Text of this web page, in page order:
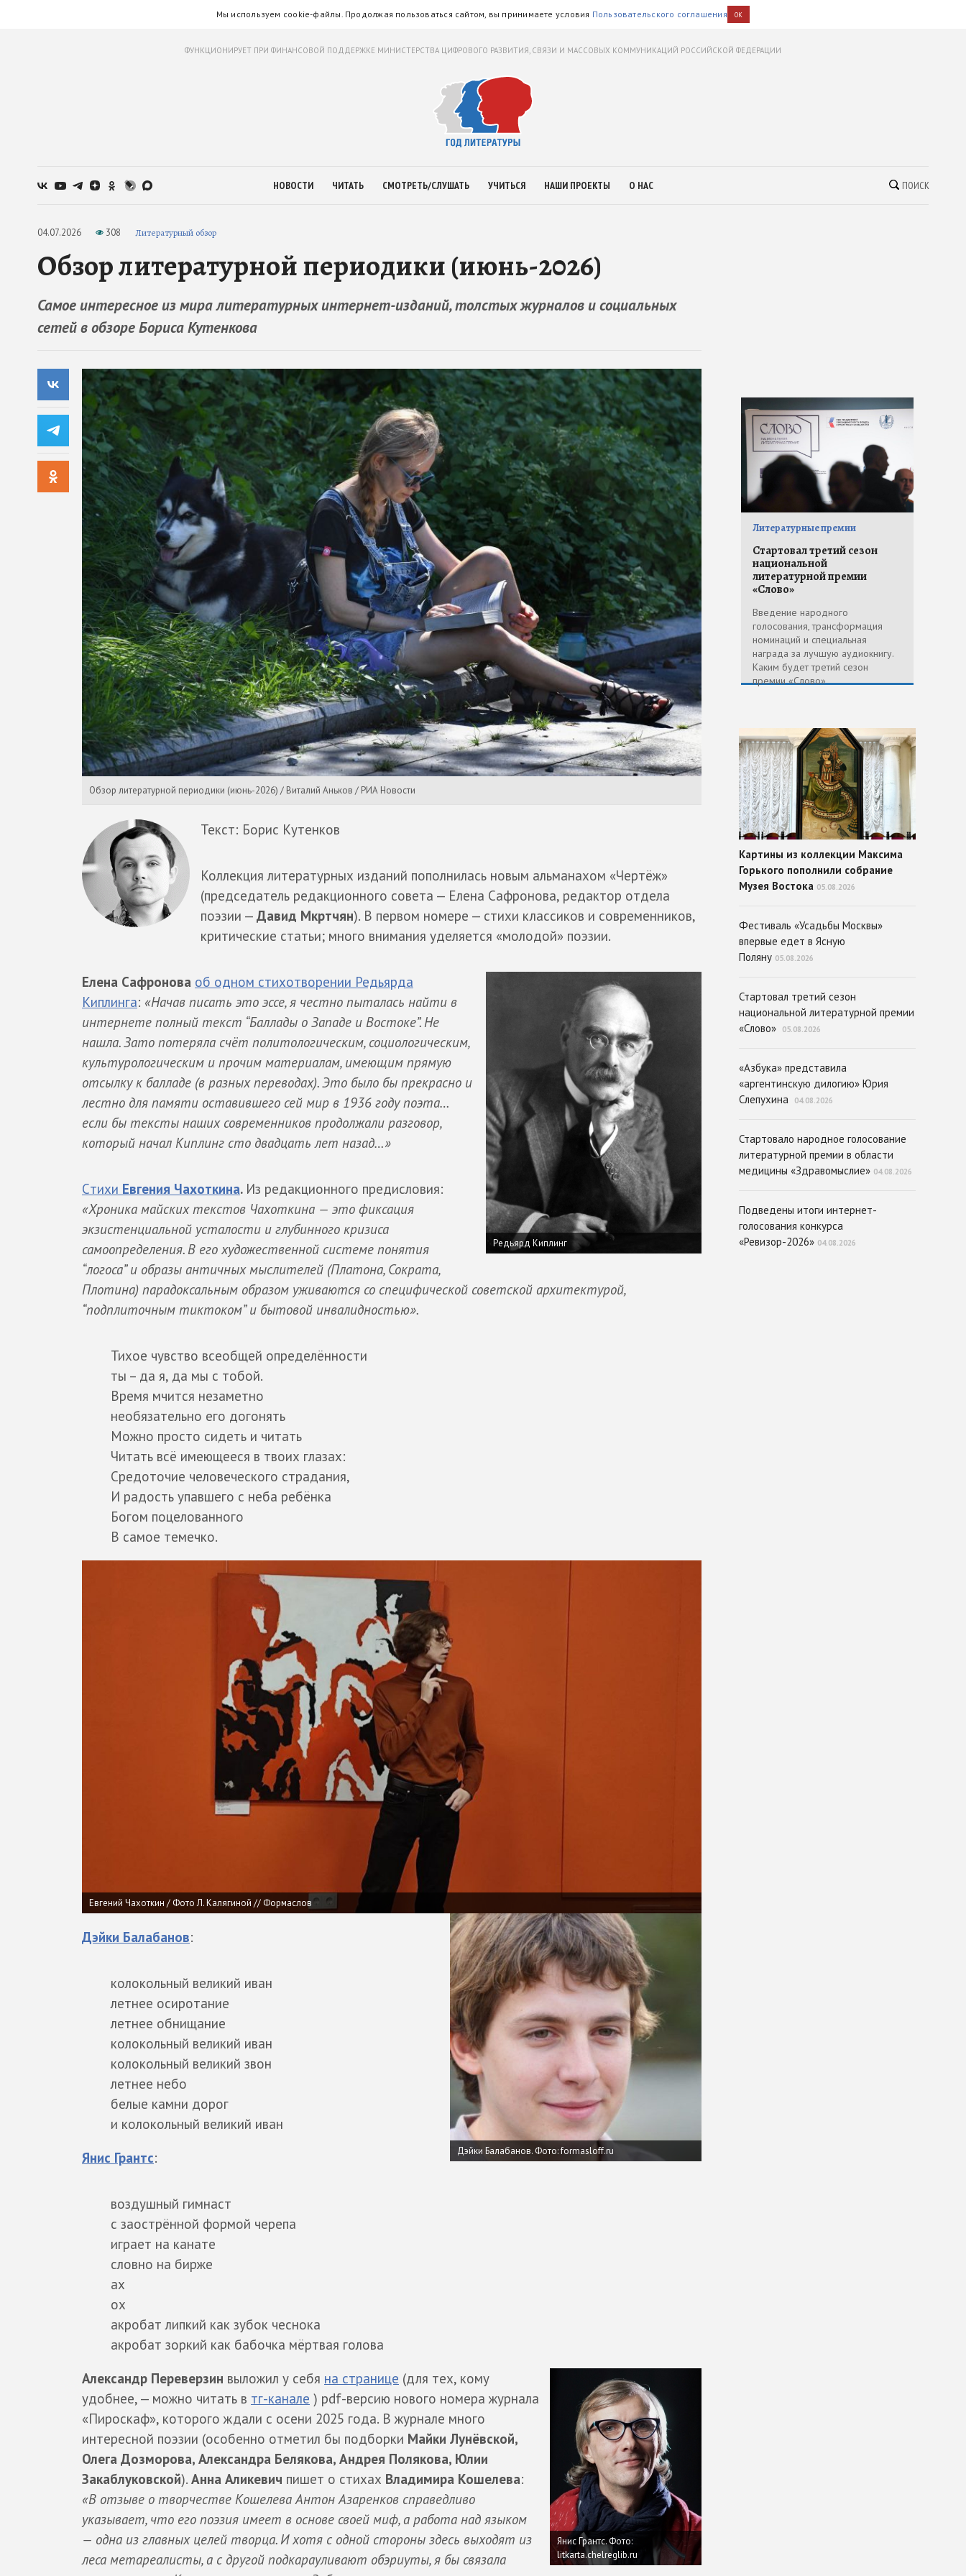
Мы используем cookie-файлы. Продолжая пользоваться сайтом, вы принимаете условия Пользовательского соглашения OK
ФУНКЦИОНИРУЕТ ПРИ ФИНАНСОВОЙ ПОДДЕРЖКЕ МИНИСТЕРСТВА ЦИФРОВОГО РАЗВИТИЯ, СВЯЗИ И МАССОВЫХ КОММУНИКАЦИЙ РОССИЙСКОЙ ФЕДЕРАЦИИ
НОВОСТИ ЧИТАТЬ СМОТРЕТЬ/СЛУШАТЬ УЧИТЬСЯ НАШИ ПРОЕКТЫ О НАС ПОИСК
04.07.2026 308 Литературный обзор
Обзор литературной периодики (июнь-2026)
Самое интересное из мира литературных интернет-изданий, толстых журналов и социальных
сетей в обзоре Бориса Кутенкова
Обзор литературной периодики (июнь-2026) / Виталий Аньков / РИА Новости
Текст: Борис Кутенков
Коллекция литературных изданий пополнилась новым альманахом «Чертёж»
(председатель редакционного совета — Елена Сафронова, редактор отдела
поэзии — Давид Мкртчян). В первом номере — стихи классиков и современников,
критические статьи; много внимания уделяется «молодой» поэзии.
Редьярд Киплинг
Елена Сафронова об одном стихотворении Редьярда
Киплинга: «Начав писать это эссе, я честно пыталась найти в
интернете полный текст “Баллады о Западе и Востоке”. Не
нашла. Зато потеряла счёт политологическим, социологическим,
культурологическим и прочим материалам, имеющим прямую
отсылку к балладе (в разных переводах). Это было бы прекрасно и
лестно для памяти оставившего сей мир в 1936 году поэта…
если бы тексты наших современников продолжали разговор,
который начал Киплинг сто двадцать лет назад…»
Cтихи Евгения Чахоткина. Из редакционного предисловия:
«Хроника майских текстов Чахоткина — это фиксация
экзистенциальной усталости и глубинного кризиса
самоопределения. В его художественной системе понятия
“логоса” и образы античных мыслителей (Платона, Сократа,
Плотина) парадоксальным образом уживаются со специфической советской архитектурой,
“подплиточным тиктоком” и бытовой инвалидностью».
Тихое чувство всеобщей определённости
ты – да я, да мы с тобой.
Время мчится незаметно
необязательно его догонять
Можно просто сидеть и читать
Читать всё имеющееся в твоих глазах:
Средоточие человеческого страдания,
И радость упавшего с неба ребёнка
Богом поцелованного
В самое темечко.
Евгений Чахоткин / Фото Л. Калягиной // Формаслов
Дэйки Балабанов.Фото: formasloff.ru
Дэйки Балабанов:
колокольный великий иван
летнее осиротание
летнее обнищание
колокольный великий иван
колокольный великий звон
летнее небо
белые камни дорог
и колокольный великий иван
Янис Грантс:
воздушный гимнаст
с заострённой формой черепа
играет на канате
словно на бирже
ах
ох
акробат липкий как зубок чеснока
акробат зоркий как бабочка мёртвая голова
Янис Грантс.Фото:
litkarta.chelreglib.ru
Александр Переверзин выложил у себя на странице (для тех, кому
удобнее, — можно читать в тг-канале ) pdf-версию нового номера журнала
«Пироскаф», которого ждали с осени 2025 года. В журнале много
интересной поэзии (особенно отметил бы подборки Майки Лунёвской,
Олега Дозморова, Александра Белякова, Андрея Полякова, Юлии
Закаблуковской). Анна Аликевич пишет о стихах Владимира Кошелева:
«В отзыве о творчестве Кошелева Антон Азаренков справедливо
указывает, что его поэзия имеет в основе своей миф, а работа над языком
— одна из главных целей творца. И хотя с одной стороны здесь выходят из
леса метареалисты, а с другой подкарауливают обэриуты, я бы связала
Литературные премии
Стартовал третий сезон
национальной
литературной премии
«Слово»
Введение народного
голосования, трансформация
номинаций и специальная
награда за лучшую аудиокнигу.
Каким будет третий сезон
премии «Слово»
Картины из коллекции Максима
Горького пополнили собрание
Музея Востока 05.08.2026
Фестиваль «Усадьбы Москвы»
впервые едет в Ясную
Поляну 05.08.2026
Стартовал третий сезон
национальной литературной премии
«Слово»
05.08.2026
«Азбука» представила
«аргентинскую дилогию» Юрия
Слепухина
04.08.2026
Стартовало народное голосование
литературной премии в области
медицины «Здравомыслие» 04.08.2026
Подведены итоги интернет-
голосования конкурса
«Ревизор-2026» 04.08.2026